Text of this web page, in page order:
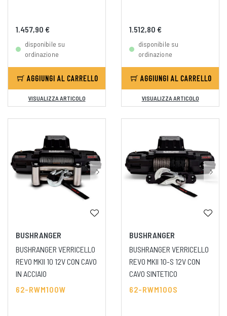
1.457,90 €
disponibile su
ordinazione
AGGIUNGI AL CARRELLO
VISUALIZZA ARTICOLO
1.512,80 €
disponibile su
ordinazione
AGGIUNGI AL CARRELLO
VISUALIZZA ARTICOLO
BUSHRANGER
BUSHRANGER VERRICELLO
REVO MKII 10 12V CON CAVO
IN ACCIAIO
62-RWM100W
BUSHRANGER
BUSHRANGER VERRICELLO
REVO MKII 10-S 12V CON
CAVO SINTETICO
62-RWM100S